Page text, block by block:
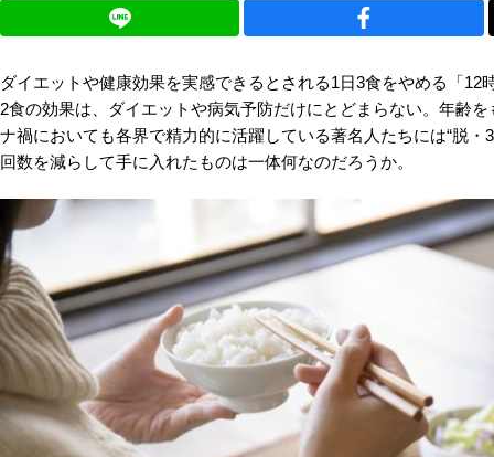
ダイエットや健康効果を実感できるとされる1日3食をやめる「12
2食の効果は、ダイエットや病気予防だけにとどまらない。年齢
ナ禍においても各界で精力的に活躍している著名人たちには“脱・
回数を減らして手に入れたものは一体何なのだろうか。